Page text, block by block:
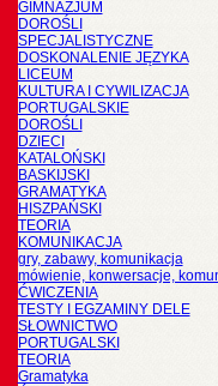
GIMNAZJUM
DOROŚLI
SPECJALISTYCZNE
DOSKONALENIE JĘZYKA
LICEUM
KULTURA I CYWILIZACJA
PORTUGALSKIE
DOROŚLI
DZIECI
KATALOŃSKI
BASKIJSKI
GRAMATYKA
HISZPAŃSKI
TEORIA
KOMUNIKACJA
gry, zabawy, komunikacja
mówienie, konwersacje,
ĆWICZENIA
TESTY I EGZAMINY DELE
SŁOWNICTWO
PORTUGALSKI
TEORIA
Gramatyka